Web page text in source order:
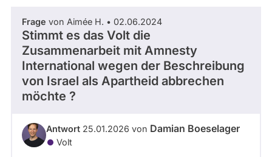
Frage von Aimée H. • 02.06.2024
Stimmt es das Volt die
Zusammenarbeit mit Amnesty
International wegen der Beschreibung
von Israel als Apartheid abbrechen
möchte ?
Antwort 25.01.2026 von Damian Boeselager
Volt